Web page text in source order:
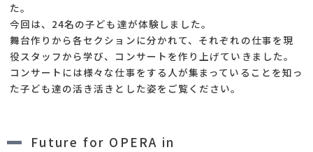
た。
今回は、24名の子ども達が体験しました。
舞台作りから各セクションに分かれて、それぞれの仕事を現
役スタッフから学び、コンサートを作り上げていきました。
コンサートには様々な仕事をする人が集まっていることを知っ
た子ども達の活き活きとした姿をご覧ください。
Future for OPERA in